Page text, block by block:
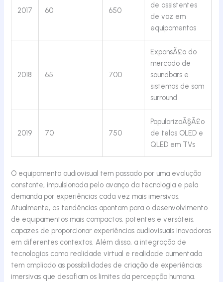
2017 60 650
de assistentes
de voz em
equipamentos
2018 65 700
ExpansÃ£o do
mercado de
soundbars e
sistemas de som
surround
2019 70 750
PopularizaÃ§Ã£o
de telas OLED e
QLED em TVs
O equipamento audiovisual tem passado por uma evolução
constante, impulsionada pelo avanço da tecnologia e pela
demanda por experiências cada vez mais imersivas.
Atualmente, as tendências apontam para o desenvolvimento
de equipamentos mais compactos, potentes e versáteis,
capazes de proporcionar experiências audiovisuais inovadoras
em diferentes contextos. Além disso, a integração de
tecnologias como realidade virtual e realidade aumentada
tem ampliado as possibilidades de criação de experiências
imersivas que desafiam os limites da percepção humana.